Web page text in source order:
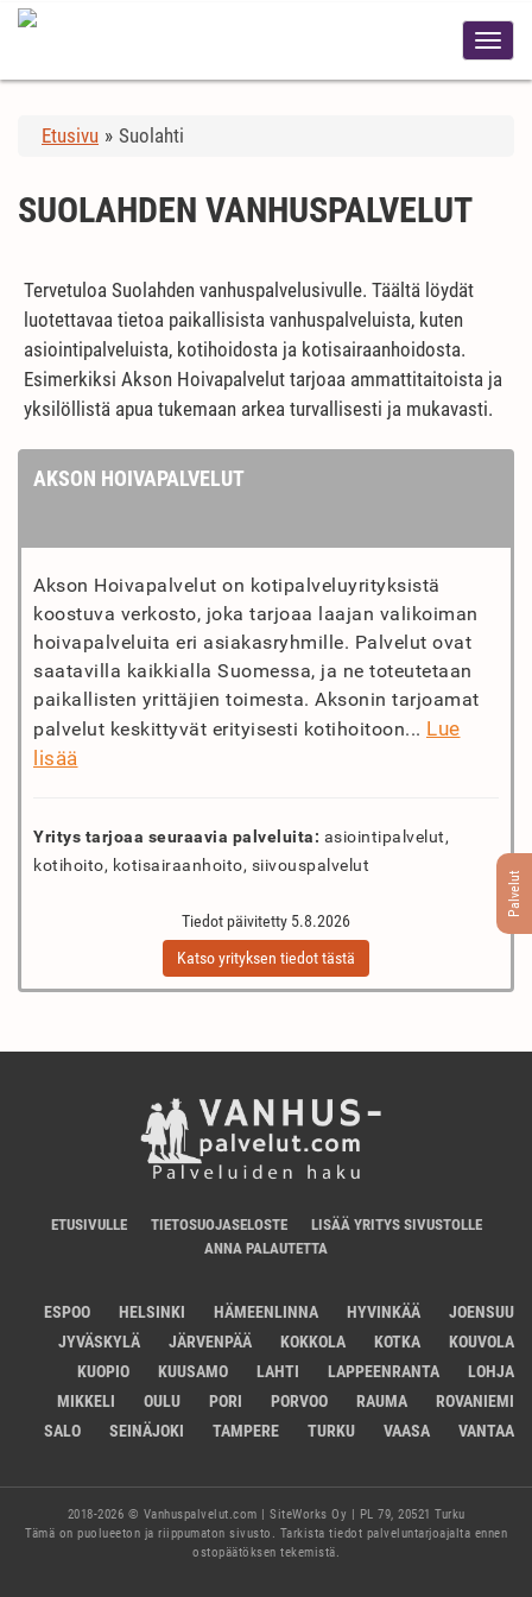
Etusivu » Suolahti
Palvelut
SUOLAHDEN VANHUSPALVELUT
Tervetuloa Suolahden vanhuspalvelusivulle. Täältä löydät
luotettavaa tietoa paikallisista vanhuspalveluista, kuten
asiointipalveluista, kotihoidosta ja kotisairaanhoidosta.
Esimerkiksi Akson Hoivapalvelut tarjoaa ammattitaitoista ja
yksilöllistä apua tukemaan arkea turvallisesti ja mukavasti.
AKSON HOIVAPALVELUT
Akson Hoivapalvelut on kotipalveluyrityksistä
koostuva verkosto, joka tarjoaa laajan valikoiman
hoivapalveluita eri asiakasryhmille. Palvelut ovat
saatavilla kaikkialla Suomessa, ja ne toteutetaan
paikallisten yrittäjien toimesta. Aksonin tarjoamat
palvelut keskittyvät erityisesti kotihoitoon... Lue
lisää
Yritys tarjoaa seuraavia palveluita: asiointipalvelut,
kotihoito, kotisairaanhoito, siivouspalvelut
Tiedot päivitetty 5.8.2026
Katso yrityksen tiedot tästä
ETUSIVULLE TIETOSUOJASELOSTE
LISÄÄ YRITYS SIVUSTOLLE
ANNA PALAUTETTA
ESPOO HELSINKI HÄMEENLINNA HYVINKÄÄ
JOENSUU
JYVÄSKYLÄ
JÄRVENPÄÄ KOKKOLA KOTKA
KOUVOLA
KUOPIO
KUUSAMO LAHTI LAPPEENRANTA
LOHJA
MIKKELI
OULU PORI PORVOO RAUMA
ROVANIEMI
SALO
SEINÄJOKI TAMPERE TURKU VAASA VANTAA
2018-2026 © Vanhuspalvelut.com | SiteWorks Oy | PL 79, 20521 Turku
Tämä on puolueeton ja riippumaton sivusto. Tarkista tiedot palveluntarjoajalta ennen
ostopäätöksen tekemistä.